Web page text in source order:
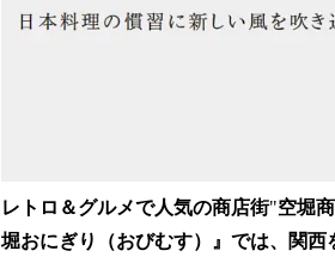
レトロ＆グルメで人気の商店街"空堀
堀おにぎり（おびむす）』では、関